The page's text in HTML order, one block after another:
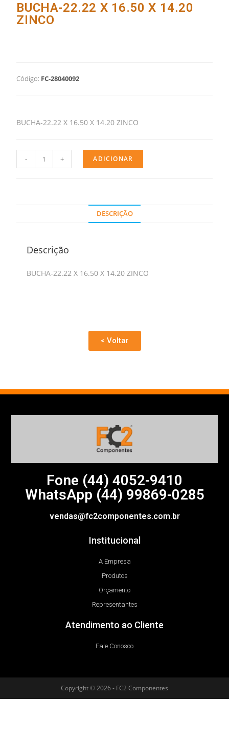
BUCHA-22.22 X 16.50 X 14.20
ZINCO
Código: FC-28040092
BUCHA-22.22 X 16.50 X 14.20 ZINCO
- + ADICIONAR
DESCRIÇÃO
Descrição
BUCHA-22.22 X 16.50 X 14.20 ZINCO
< Voltar
Fone (44) 4052-9410
WhatsApp (44) 99869-0285
vendas@fc2componentes.com.br
Institucional
A Empresa
Produtos
Orçamento
Representantes
Atendimento ao Cliente
Fale Conosco
Copyright © 2026 - FC2 Componentes